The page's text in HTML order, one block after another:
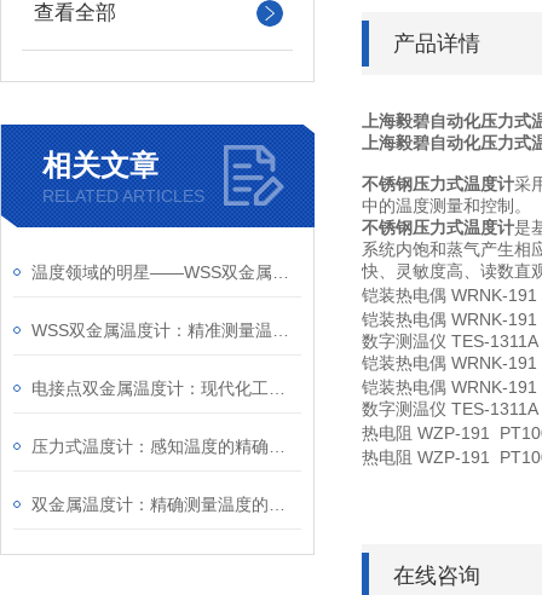
查看全部
相关文章
RELATED ARTICLES
产品详情
上海毅碧自动化压力式
上海毅碧自动化压力式
不锈钢压力式温度计采
中的温度测量和控制。
不锈钢压力式温度计是
系统内饱和蒸气产生相
快、灵敏度高、读数直
铠装热电偶 WRNK-
铠装热电偶 WRNK-
数字测温仪 TES-1311A
铠装热电偶 WRNK-
铠装热电偶 WRNK-
数字测温仪 TES-1311A
热电阻 WZP-191
热电阻 WZP-191
在线咨询